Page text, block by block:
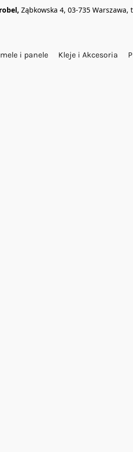
Ząbkowska 4, 03-735
i panele Kleje i Akcesoria